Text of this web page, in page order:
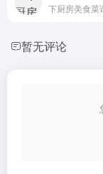
暂无评论